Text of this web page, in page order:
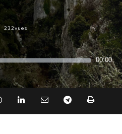
232vues
00:00